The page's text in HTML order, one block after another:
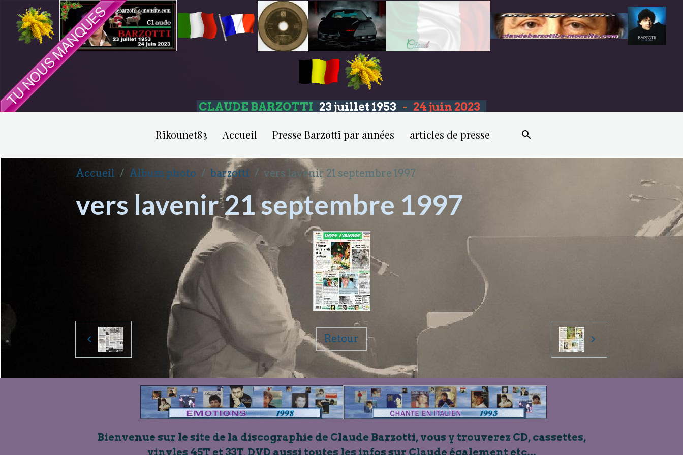
CLAUDE BARZOTTI 23 juillet 1953 - 24 juin 2023
Rikounet83 Accueil Presse Barzotti par années articles de presse
Accueil Album photo barzotti vers lavenir 21 septembre 1997
vers lavenir 21 septembre 1997
Retour
Bienvenue sur le site de la discographie de Claude Barzotti, vous y trouverez CD, cassettes,
vinyles 45T et 33T, DVD aussi toutes les infos sur Claude également etc...